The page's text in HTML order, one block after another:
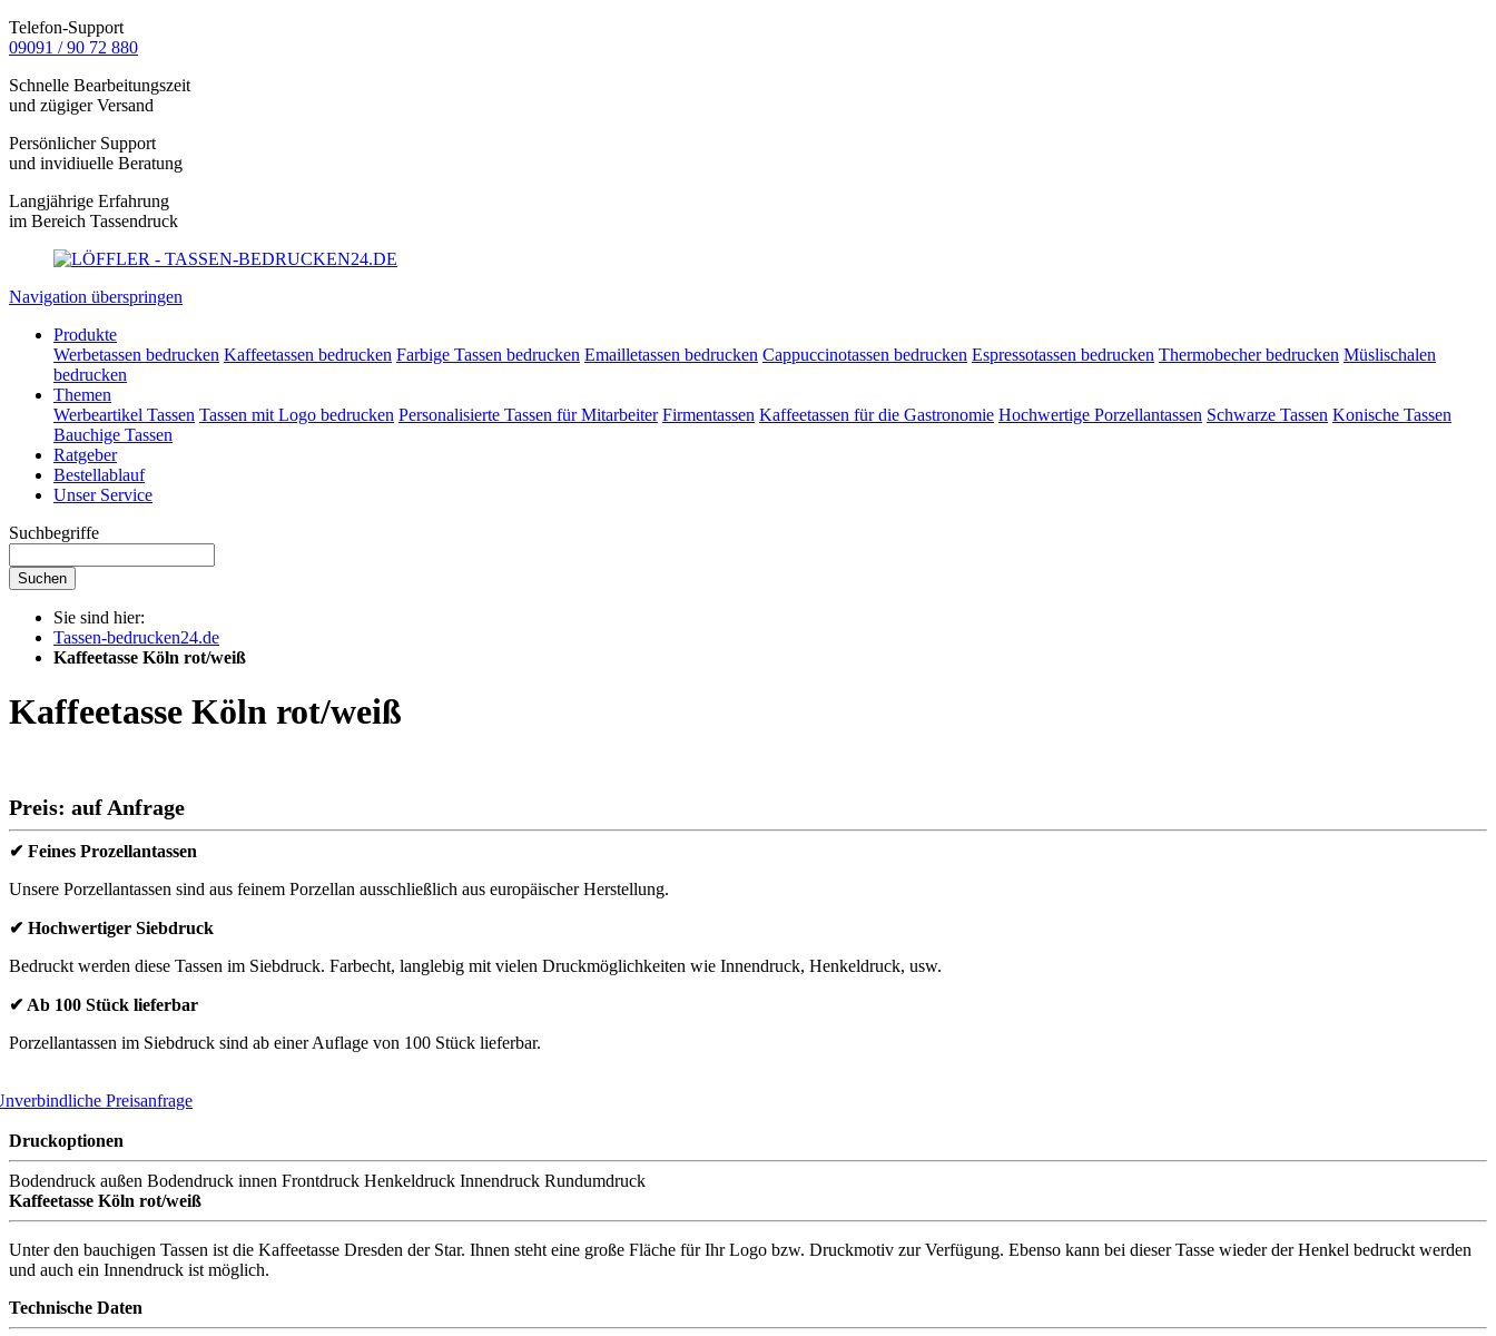
Telefon-Support
09091 / 90 72 880
Schnelle Bearbeitungszeit
und zügiger Versand
Persönlicher Support
und invidiuelle Beratung
Langjährige Erfahrung
im Bereich Tassendruck
Navigation überspringen
Produkte
Werbetassen bedrucken Kaffeetassen bedrucken Farbige Tassen bedrucken Emailletassen bedrucken Cappuccinotassen bedrucken Espressotassen bedrucken Thermobecher bedrucken Müslischalen
bedrucken
Themen
Werbeartikel Tassen Tassen mit Logo bedrucken Personalisierte Tassen für Mitarbeiter Firmentassen Kaffeetassen für die Gastronomie Hochwertige Porzellantassen Schwarze Tassen Konische Tassen
Bauchige Tassen
Ratgeber
Bestellablauf
Unser Service
Suchbegriffe
Suchen
Sie sind hier:
Tassen-bedrucken24.de
Kaffeetasse Köln rot/weiß
Kaffeetasse Köln rot/weiß
Preis: auf Anfrage
✔ Feines Prozellantassen
Unsere Porzellantassen sind aus feinem Porzellan ausschließlich aus europäischer Herstellung.
✔ Hochwertiger Siebdruck
Bedruckt werden diese Tassen im Siebdruck. Farbecht, langlebig mit vielen Druckmöglichkeiten wie Innendruck, Henkeldruck, usw.
✔ Ab 100 Stück lieferbar
Porzellantassen im Siebdruck sind ab einer Auflage von 100 Stück lieferbar.
Preisanfrage
Druckoptionen
Bodendruck außen Bodendruck innen Frontdruck Henkeldruck Innendruck Rundumdruck
Kaffeetasse Köln rot/weiß
Unter den bauchigen Tassen ist die Kaffeetasse Dresden der Star. Ihnen steht eine große Fläche für Ihr Logo bzw. Druckmotiv zur Verfügung. Ebenso kann bei dieser Tasse wieder der Henkel bedruckt werden
und auch ein Innendruck ist möglich.
Technische Daten